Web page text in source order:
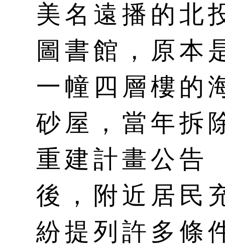
美名遠播的北
圖書館，原本
一幢四層樓的
砂屋，當年拆
重建計畫公告
後，附近居民
紛提列許多條